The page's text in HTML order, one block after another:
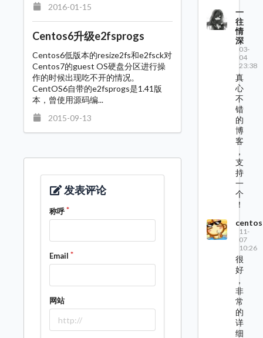
2016-01-15
Centos6升级e2fsprogs
Centos6低版本的resize2fs和e2fsck对
Centos7的guest OS硬盘分区进行操
作的时候出现吃不开的情况。
CentOS6自带的e2fsprogs是1.41版
本，曾使用源码编...
2015-09-13
发表评论
称呼
Email
网站
一
往
情
深
03-
04
23:38
真
心
不
错
的
博
客
，
支
持
一
个
！
centos
11-
07
10:26
很
好
，
非
常
的
详
细